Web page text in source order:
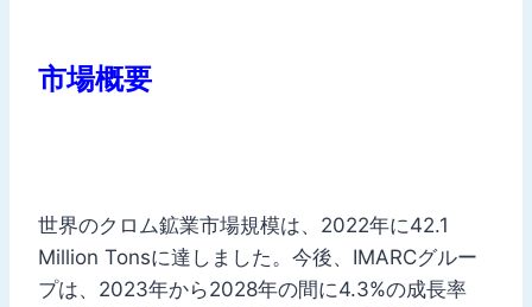
市場概要
世界のクロム鉱業市場規模は、2022年に42.1
Million Tonsに達しました。今後、IMARCグルー
プは、2023年から2028年の間に4.3%の成長率